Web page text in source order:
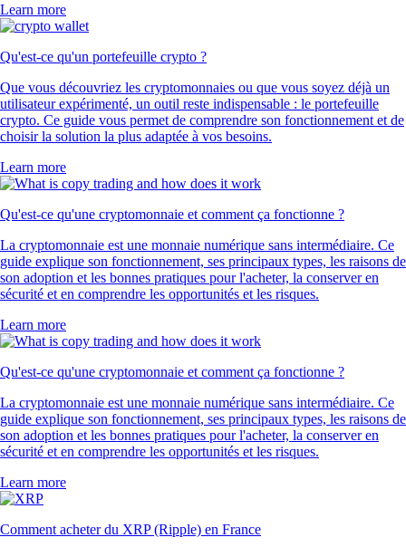
Learn more
Qu'est-ce qu'un portefeuille crypto ?
Que vous découvriez les cryptomonnaies ou que vous soyez déjà un
utilisateur expérimenté, un outil reste indispensable : le portefeuille
crypto. Ce guide vous permet de comprendre son fonctionnement et de
choisir la solution la plus adaptée à vos besoins.
Learn more
Qu'est-ce qu'une cryptomonnaie et comment ça fonctionne ?
La cryptomonnaie est une monnaie numérique sans intermédiaire. Ce
guide explique son fonctionnement, ses principaux types, les raisons de
son adoption et les bonnes pratiques pour l'acheter, la conserver en
sécurité et en comprendre les opportunités et les risques.
Learn more
Qu'est-ce qu'une cryptomonnaie et comment ça fonctionne ?
La cryptomonnaie est une monnaie numérique sans intermédiaire. Ce
guide explique son fonctionnement, ses principaux types, les raisons de
son adoption et les bonnes pratiques pour l'acheter, la conserver en
sécurité et en comprendre les opportunités et les risques.
Learn more
Comment acheter du XRP (Ripple) en France